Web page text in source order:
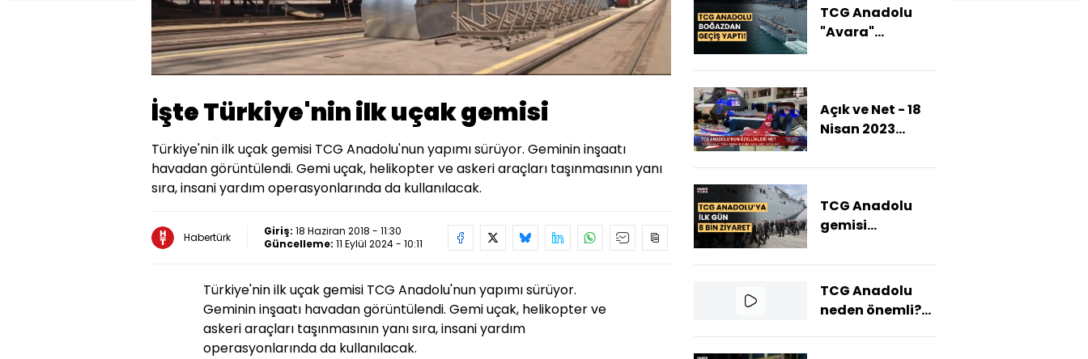
Sesi
Aç
720
Yüklendi:
31.14%
Oynatma
Hızı
İşte Türkiye'nin ilk uçak gemisi
Türkiye'nin ilk uçak gemisi TCG Anadolu'nun yapımı sürüyor. Geminin inşaatı
havadan görüntülendi. Gemi uçak, helikopter ve askeri araçları taşınmasının yanı
sıra, insani yardım operasyonlarında da kullanılacak.
Habertürk Giriş: 18 Haziran 2018 - 11:30
Güncelleme: 11 Eylül 2024 - 10:11
Türkiye'nin ilk uçak gemisi TCG Anadolu'nun yapımı sürüyor.
Geminin inşaatı havadan görüntülendi. Gemi uçak, helikopter ve
askeri araçları taşınmasının yanı sıra, insani yardım
operasyonlarında da kullanılacak.
TCG Anadolu
"Avara"
demir aldı!
Açık ve Net - 18
Nisan 2023
Türk
nasıl güç
katacak?)
TCG Anadolu
gemisi
vatandaşların
ziyaretine açıldı
TCG Anadolu
neden önemli?